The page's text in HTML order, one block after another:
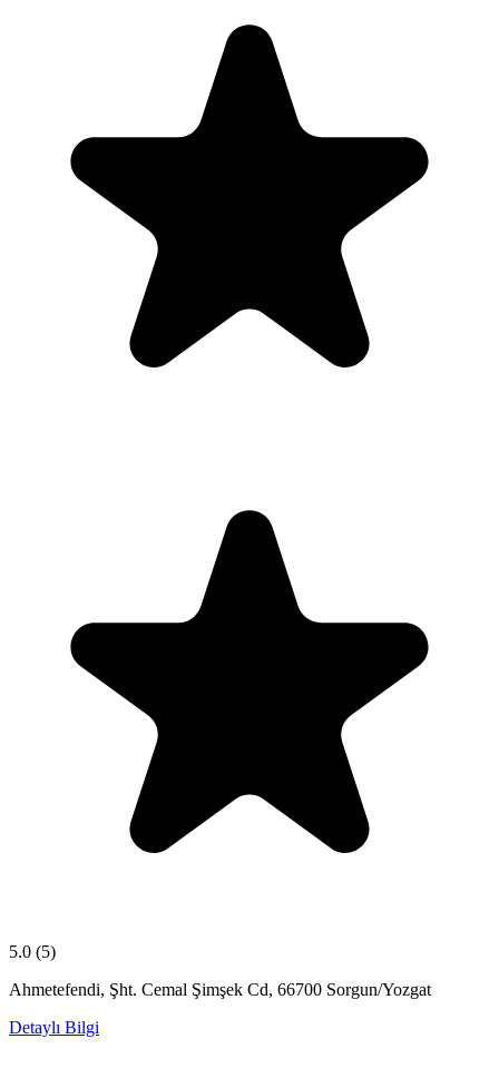
5.0 (5)
Ahmetefendi, Şht. Cemal Şimşek Cd, 66700 Sorgun/Yozgat
Detaylı Bilgi